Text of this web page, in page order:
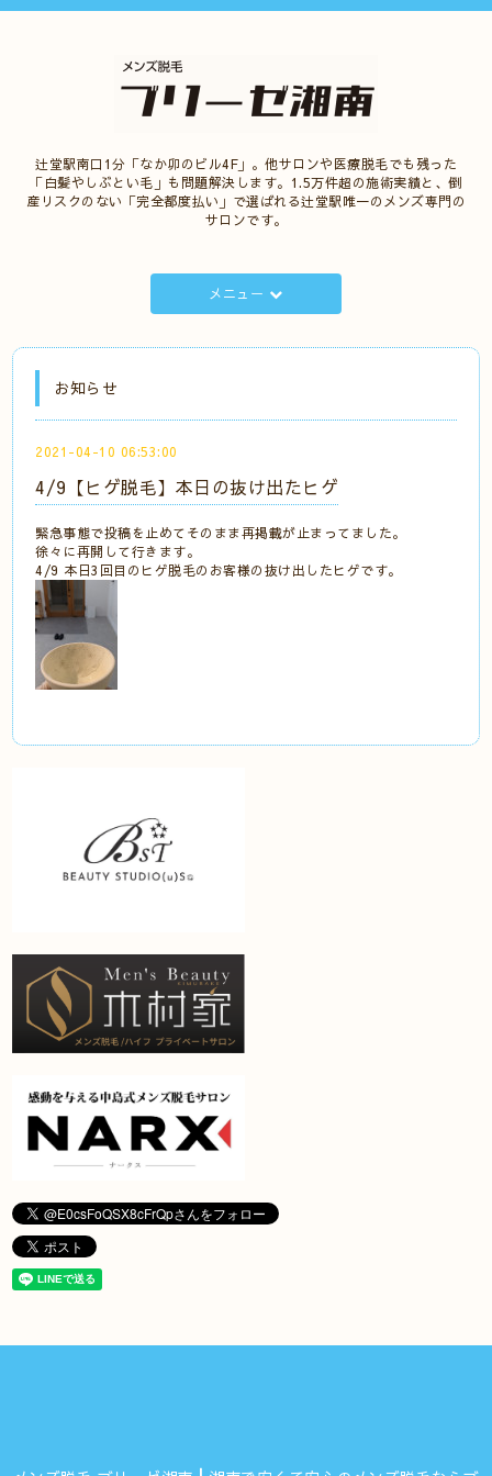
辻堂駅南口1分「なか卯のビル4F」。他サロンや医療脱毛でも残った
「白髪やしぶとい毛」も問題解決します。1.5万件超の施術実績と、倒
産リスクのない「完全都度払い」で選ばれる辻堂駅唯一のメンズ専門の
サロンです。
メニュー
お知らせ
2021-04-10 06:53:00
4/9【ヒゲ脱毛】本日の抜け出たヒゲ
緊急事態で投稿を止めてそのまま再掲載が止まってました。
徐々に再開して行きます。
4/9 本日3回目のヒゲ脱毛のお客様の抜け出したヒゲです。